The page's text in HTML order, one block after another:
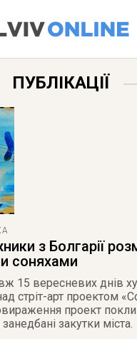
ПУБЛІКАЦІЇ
з Болгарії
соняхами
15 вересневих днів
стріт-арт проектом
проект
закутки міста.